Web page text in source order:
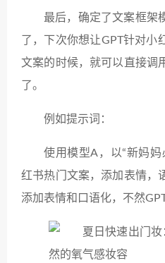
最后，确定了文案框架
了，下次你想让GPT针对小
文案的时候，就可以直接调
了。
例如提示词：
使用模型A，以“新妈
红书热门文案，添加表情，
添加表情和口语化，不然